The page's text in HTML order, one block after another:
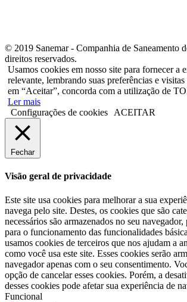
© 2019 Sanemar - Companhia de Saneamento
direitos reservados.
Usamos cookies em nosso site para fornecer a
relevante, lembrando suas preferências e
em “Aceitar”, concorda com a utilização de
Ler mais
Configurações de cookies
ACEITAR
Fechar
Visão geral de privacidade
Este site usa cookies para melhorar a sua
navega pelo site. Destes, os cookies que são
necessários são armazenados no seu navegador,
para o funcionamento das funcionalidades
usamos cookies de terceiros que nos ajudam a
como você usa este site. Esses cookies serão
navegador apenas com o seu consentimento.
opção de cancelar esses cookies. Porém, a
desses cookies pode afetar sua experiência de
Funcional